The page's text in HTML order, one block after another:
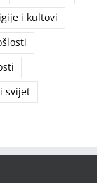
i kultovi
svijet